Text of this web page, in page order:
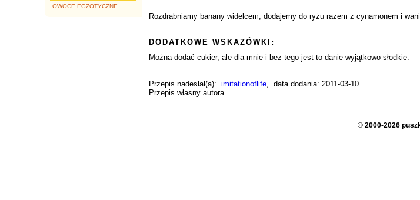
OWOCE EGZOTYCZNE
Rozdrabniamy banany widelcem, dodajemy do ryżu razem z cynamonem i
DODATKOWE WSKAZÓWKI:
Można dodać cukier, ale dla mnie i bez tego jest to danie wyjątkowo słodkie.
Przepis nadesłał(a): imitationoflife, data dodania: 2011-03-10
Przepis własny autora.
© 2000-2026